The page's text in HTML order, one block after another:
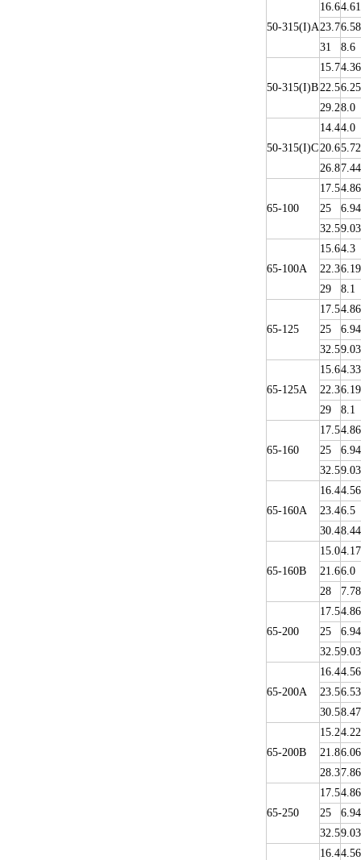
50-315(I)A
16.64.61
23.76.58
31
8.6
50-315(I)B
15.74.36
22.56.25
29.28.0
50-315(I)C
14.44.0
20.65.72
26.87.44
65-100
17.54.86
25
6.94
32.59.03
65-100A
15.64.3
22.36.19
29
8.1
65-125
17.54.86
25
6.94
32.59.03
65-125A
15.64.33
22.36.19
29
8.1
65-160
17.54.86
25
6.94
32.59.03
65-160A
16.44.56
23.46.5
30.48.44
65-160B
15.04.17
21.66.0
28
7.78
65-200
17.54.86
25
6.94
32.59.03
65-200A
16.44.56
23.56.53
30.58.47
65-200B
15.24.22
21.86.06
28.37.86
65-250
17.54.86
25
6.94
32.59.03
16.44.56